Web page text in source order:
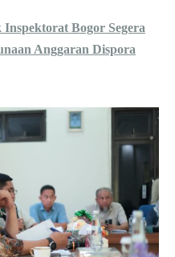
Bogor Segera
Anggaran Dispora